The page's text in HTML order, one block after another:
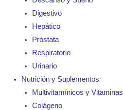
Digestivo
Hepático
Próstata
Respiratorio
Urinario
Nutrición y Suplementos
Multivitamínicos y Vitaminas
Colágeno